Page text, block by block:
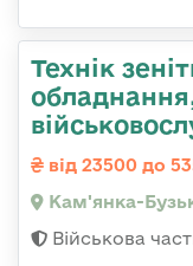
Технік
від 23500 до
Кам'янка-
Військова